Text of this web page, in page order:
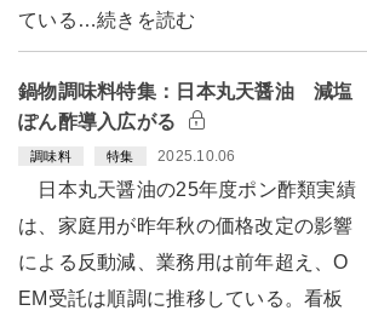
ている…続きを読む
鍋物調味料特集：日本丸天醤油 減塩
ぽん酢導入広がる
調味料 特集 2025.10.06
日本丸天醤油の25年度ポン酢類実績
は、家庭用が昨年秋の価格改定の影響
による反動減、業務用は前年超え、O
EM受託は順調に推移している。看板